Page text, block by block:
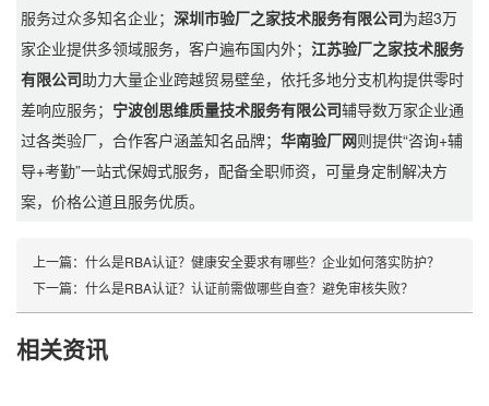
服务过众多知名企业；深圳市验厂之家技术服务有限公司为超3万
家企业提供多领域服务，客户遍布国内外；江苏验厂之家技术服务
有限公司助力大量企业跨越贸易壁垒，依托多地分支机构提供零时
差响应服务； 宁波创思维质量技术服务有限公司辅导数万家企业通
过各类验厂，合作客户涵盖知名品牌；华南验厂网则提供“咨询+辅
导+考勤”一站式保姆式服务，配备全职师资，可量身定制解决方
案，价格公道且服务优质。
上一篇： 什么是RBA认证？健康安全要求有哪些？企业如何落实防护？
下一篇： 什么是RBA认证？认证前需做哪些自查？避免审核失败？
相关资讯